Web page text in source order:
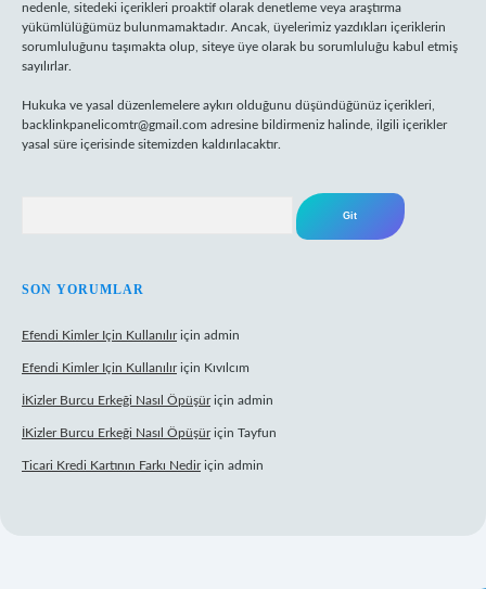
nedenle, sitedeki içerikleri proaktif olarak denetleme veya araştırma
yükümlülüğümüz bulunmamaktadır. Ancak, üyelerimiz yazdıkları içeriklerin
sorumluluğunu taşımakta olup, siteye üye olarak bu sorumluluğu kabul etmiş
sayılırlar.
Hukuka ve yasal düzenlemelere aykırı olduğunu düşündüğünüz içerikleri,
backlinkpanelicomtr@gmail.com adresine bildirmeniz halinde, ilgili içerikler
yasal süre içerisinde sitemizden kaldırılacaktır.
SON YORUMLAR
Efendi Kimler Için Kullanılıriçin admin
Efendi Kimler Için Kullanılıriçin Kıvılcım
İKizler Burcu Erkeği Nasıl Öpüşüriçin admin
İKizler Burcu Erkeği Nasıl Öpüşüriçin Tayfun
Ticari Kredi Kartının Farkı Nediriçin admin